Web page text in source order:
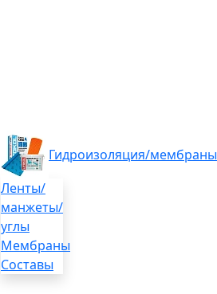
Гидроизоляция/мембраны
Ленты/
манжеты/
углы
Мембраны
Составы